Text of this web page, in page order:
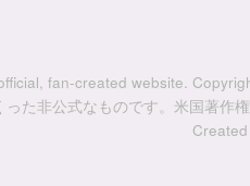
fan-created website.
った非公式なものです。米国著作